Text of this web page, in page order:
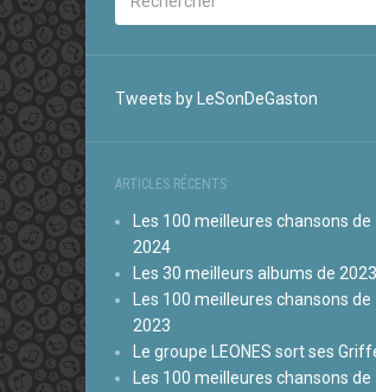
Tweets by LeSonDeGaston
ARTICLES RÉCENTS
Les 100 meilleures chansons de
2024
Les 30 meilleurs albums de 2023
Les 100 meilleures chansons de
2023
Le groupe LEONES sort ses
Les 100 meilleures chansons de